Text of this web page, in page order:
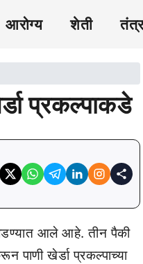
आरोग्य शेती
प्रकल्पाकडे
आले आहे. तीन पैकी
पाणी खेर्डा प्रकल्पाच्या